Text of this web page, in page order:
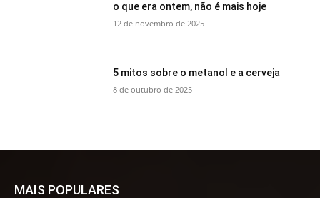
o que era ontem, não é mais hoje
12 de novembro de 2025
5 mitos sobre o metanol e a cerveja
8 de outubro de 2025
MAIS POPULARES